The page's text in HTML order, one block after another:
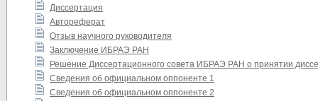
Диссертация
Автореферат
Отзыв научного руководителя
Заключение ИБРАЭ РАН
Решение Диссертационного совета ИБРАЭ РАН о принятии
Сведения об официальном оппоненте 1
Сведения об официальном оппоненте 2